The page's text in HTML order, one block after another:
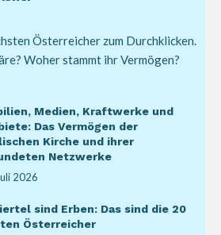
Österreicher zum Durchklicken.
Woher stammt ihr Vermögen?
Medien, Kraftwerke und
Das Vermögen der
Kirche und ihrer
Netzwerke
2026
sind Erben: Das sind die 20
Österreicher